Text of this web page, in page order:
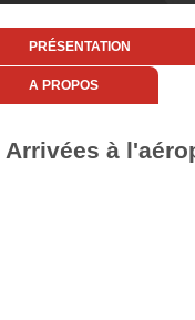
PRÉSENTATION
A PROPOS
Arrivées à